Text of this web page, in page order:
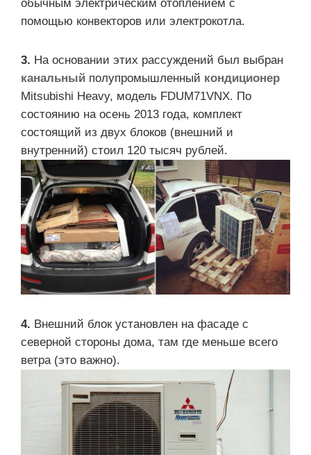
обычным электрическим отоплением с
помощью конвекторов или электрокотла.
3. На основании этих рассуждений был выбран
канальный полупромышленный кондиционер
Mitsubishi Heavy, модель FDUM71VNX. По
состоянию на осень 2013 года, комплект
состоящий из двух блоков (внешний и
внутренний) стоил 120 тысяч рублей.
4. Внешний блок установлен на фасаде с
северной стороны дома, там где меньше всего
ветра (это важно).